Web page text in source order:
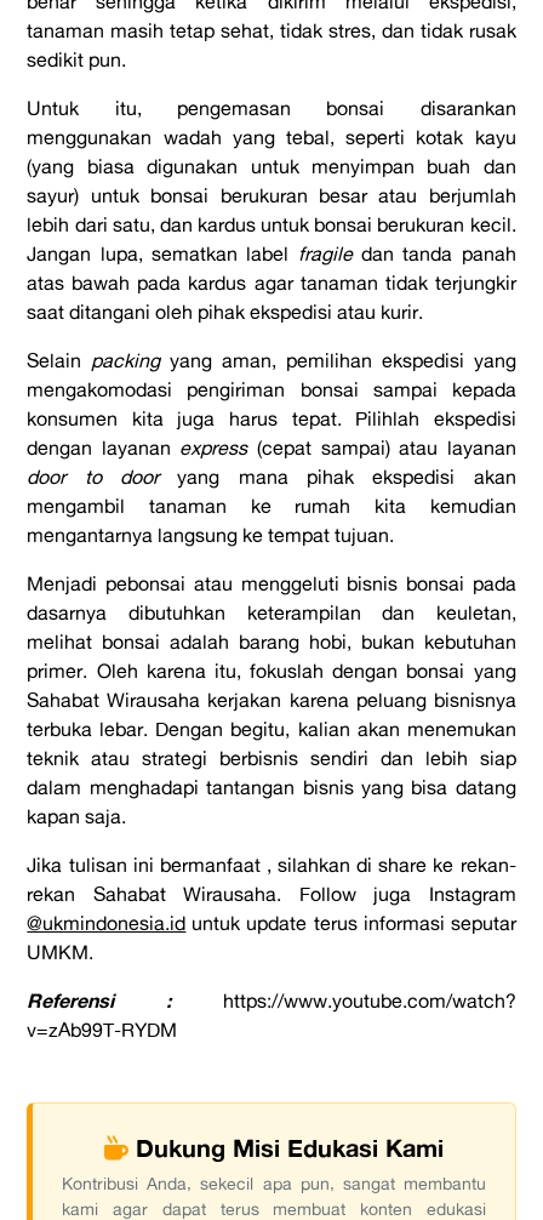
tanaman masih tetap sehat, tidak stres, dan tidak rusak
sedikit pun.
Untuk itu, pengemasan bonsai disarankan
menggunakan wadah yang tebal, seperti kotak kayu
(yang biasa digunakan untuk menyimpan buah dan
sayur) untuk bonsai berukuran besar atau berjumlah
lebih dari satu, dan kardus untuk bonsai berukuran kecil.
Jangan lupa, sematkan label
fragile dan tanda panah
atas bawah pada kardus agar tanaman tidak terjungkir
saat ditangani oleh pihak ekspedisi atau kurir.
Selain packingyang aman, pemilihan ekspedisi yang
mengakomodasi pengiriman bonsai sampai kepada
konsumen kita juga harus tepat. Pilihlah ekspedisi
dengan layanan express(cepat sampai) atau layanan
door to dooryang mana pihak ekspedisi akan
mengambil tanaman ke rumah kita kemudian
mengantarnya langsung ke tempat tujuan.
Menjadi pebonsai atau menggeluti bisnis bonsai pada
dasarnya dibutuhkan keterampilan dan keuletan,
melihat bonsai adalah barang hobi, bukan kebutuhan
primer. Oleh karena itu, fokuslah dengan bonsai yang
Sahabat Wirausaha kerjakan karena peluang bisnisnya
terbuka lebar. Dengan begitu, kalian akan menemukan
teknik atau strategi berbisnis sendiri dan lebih siap
dalam menghadapi tantangan bisnis yang bisa datang
kapan saja.
Jika tulisan ini bermanfaat , silahkan di share ke rekan-
rekan Sahabat Wirausaha. Follow juga Instagram
@ukmindonesia.id untuk update terus informasi seputar
UMKM.
Referensi :
https://www.youtube.com/watch?
v=zAb99T-RYDM
Dukung Misi Edukasi Kami
Kontribusi Anda, sekecil apa pun, sangat membantu
kami agar dapat terus membuat konten edukasi